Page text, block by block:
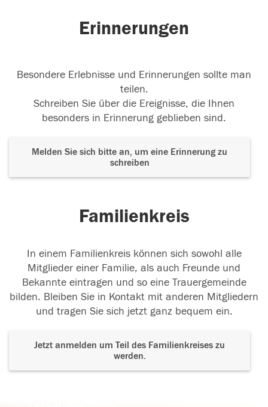
Erinnerungen
Besondere Erlebnisse und Erinnerungen sollte man
teilen.
Schreiben Sie über die Ereignisse, die Ihnen
besonders in Erinnerung geblieben sind.
Melden Sie sich bitte an, um eine Erinnerung zu
schreiben
Familienkreis
In einem Familienkreis können sich sowohl alle
Mitglieder einer Familie, als auch Freunde und
Bekannte eintragen und so eine Trauergemeinde
bilden. Bleiben Sie in Kontakt mit anderen Mitgliedern
und tragen Sie sich jetzt ganz bequem ein.
Jetzt anmelden um Teil des Familienkreises zu
werden.